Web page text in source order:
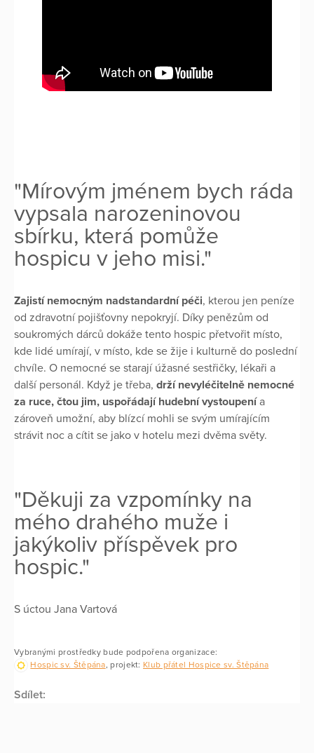
"Mírovým jménem bych ráda
vypsala narozeninovou
sbírku, která pomůže
hospicu v jeho misi."
Zajistí nemocným nadstandardní péči, kterou jen peníze
od zdravotní pojišťovny nepokryjí. Díky penězům od
soukromých dárců dokáže tento hospic přetvořit místo,
kde lidé umírají, v místo, kde se žije i kulturně do poslední
chvíle. O nemocné se starají úžasné sestřičky, lékaři a
další personál. Když je třeba, drží nevyléčitelně nemocné
za ruce, čtou jim, uspořádají hudební vystoupenía
zároveň umožní, aby blízcí mohli se svým umírajícím
strávit noc a cítit se jako v hotelu mezi dvěma světy.
"Děkuji za vzpomínky na
mého drahého muže i
jakýkoliv příspěvek pro
hospic."
S úctou Jana Vartová
Vybranými prostředky bude podpořena organizace:
Hospic sv. Štěpána, projekt: Klub přátel Hospice sv. Štěpána
Sdílet: